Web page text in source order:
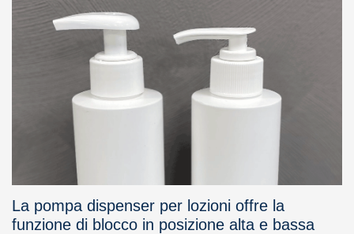
La pompa dispenser per lozioni offre la
funzione di blocco in posizione alta e bassa